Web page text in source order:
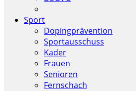
Sport
Dopingprävention
Sportausschuss
Kader
Frauen
Senioren
Fernschach